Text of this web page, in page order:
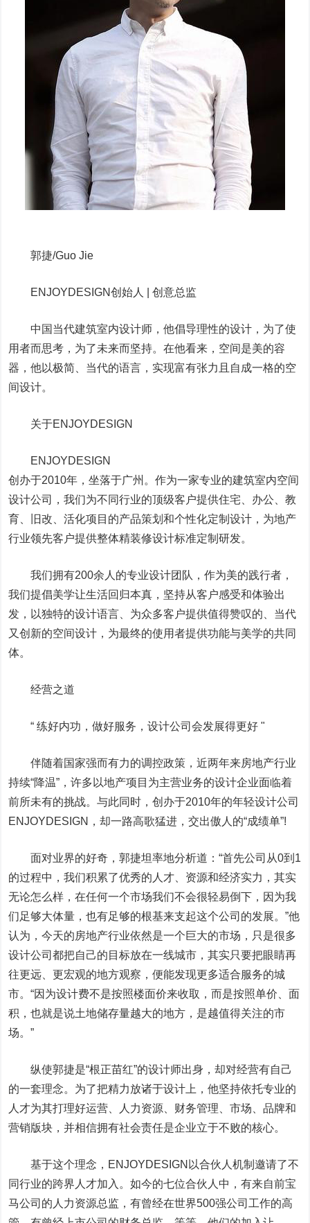
郭捷/Guo Jie
ENJOYDESIGN创始人 | 创意总监
中国当代建筑室内设计师，他倡导理性的设计，为了使
用者而思考，为了未来而坚持。在他看来，空间是美的容
器，他以极简、当代的语言，实现富有张力且自成一格的空
间设计。
关于ENJOYDESIGN
ENJOYDESIGN
创办于2010年，坐落于广州。作为一家专业的建筑室内空间
设计公司，我们为不同行业的顶级客户提供住宅、办公、教
育、旧改、活化项目的产品策划和个性化定制设计，为地产
行业领先客户提供整体精装修设计标准定制研发。
我们拥有200余人的专业设计团队，作为美的践行者，
我们提倡美学让生活回归本真，坚持从客户感受和体验出
发，以独特的设计语言、为众多客户提供值得赞叹的、当代
又创新的空间设计，为最终的使用者提供功能与美学的共同
体。
经营之道
“ 练好内功，做好服务，设计公司会发展得更好 "
伴随着国家强而有力的调控政策，近两年来房地产行业
持续“降温”，许多以地产项目为主营业务的设计企业面临着
前所未有的挑战。与此同时，创办于2010年的年轻设计公司
ENJOYDESIGN，却一路高歌猛进，交出傲人的“成绩单”!
面对业界的好奇，郭捷坦率地分析道：“首先公司从0到1
的过程中，我们积累了优秀的人才、资源和经济实力，其实
无论怎么样，在任何一个市场我们不会很轻易倒下，因为我
们足够大体量，也有足够的根基来支起这个公司的发展。”他
认为，今天的房地产行业依然是一个巨大的市场，只是很多
设计公司都把自己的目标放在一线城市，其实只要把眼睛再
往更远、更宏观的地方观察，便能发现更多适合服务的城
市。“因为设计费不是按照楼面价来收取，而是按照单价、面
积，也就是说土地储存量越大的地方，是越值得关注的市
场。”
纵使郭捷是“根正苗红”的设计师出身，却对经营有自己
的一套理念。为了把精力放诸于设计上，他坚持依托专业的
人才为其打理好运营、人力资源、财务管理、市场、品牌和
营销版块，并相信拥有社会责任是企业立于不败的核心。
基于这个理念，ENJOYDESIGN以合伙人机制邀请了不
同行业的跨界人才加入。如今的七位合伙人中，有来自前宝
马公司的人力资源总监，有曾经在世界500强公司工作的高